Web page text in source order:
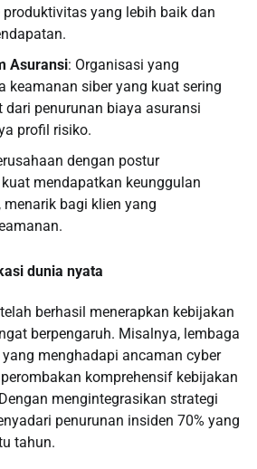
produktivitas yang lebih baik dan
Asuransi: Organisasi yang
keamanan siber yang kuat sering
penurunan biaya asuransi
profil risiko.
dengan postur
mendapatkan keunggulan
bagi klien yang
dunia nyata
berhasil menerapkan kebijakan
berpengaruh. Misalnya, lembaga
menghadapi ancaman cyber
komprehensif kebijakan
mengintegrasikan strategi
penurunan insiden 70% yang
tahun.